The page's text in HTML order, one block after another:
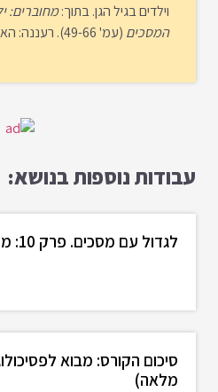
וילדים בגיל הגן. בתוך:מחוברים:
המסכים (עמ' 49-66). רעננה: האוניברסיטה הפתוחה.
עבודות נוספות בנושא:
לגדול עם מסכים. פרק 10: מדיה וסקס
סיכום הקורס: מבוא
מלאה)